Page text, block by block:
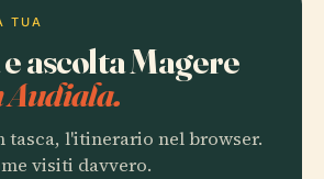
TUA
ascolta Magere
Audiala.
tasca, l'itinerario nel browser.
visiti davvero.